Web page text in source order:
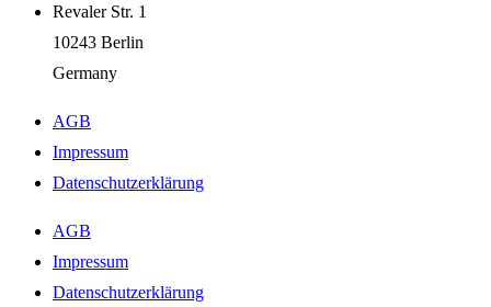
Revaler Str. 1
10243 Berlin
Germany
AGB
Impressum
Datenschutzerklärung
AGB
Impressum
Datenschutzerklärung